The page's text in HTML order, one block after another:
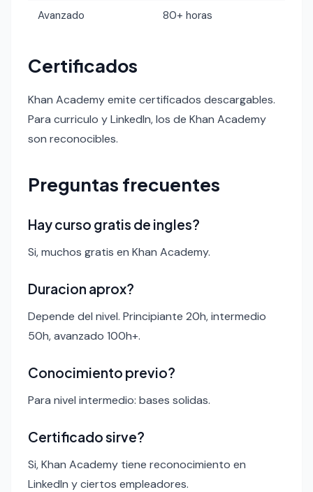
Avanzado 80+ horas
Certificados
Khan Academy emite certificados descargables.
Para curriculo y LinkedIn, los de Khan Academy
son reconocibles.
Preguntas frecuentes
Hay curso gratis de ingles?
Si, muchos gratis en Khan Academy.
Duracion aprox?
Depende del nivel. Principiante 20h, intermedio
50h, avanzado 100h+.
Conocimiento previo?
Para nivel intermedio: bases solidas.
Certificado sirve?
Si, Khan Academy tiene reconocimiento en
LinkedIn y ciertos empleadores.